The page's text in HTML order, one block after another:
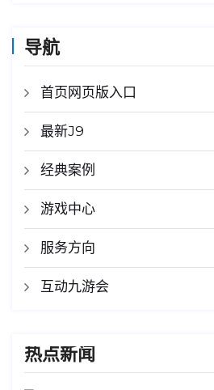
导航
首页网页版入口
最新J9
经典案例
游戏中心
服务方向
互动九游会
热点新闻